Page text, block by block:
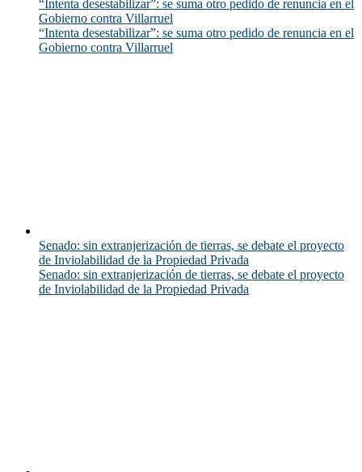
“Intenta desestabilizar”: se suma otro pedido de renuncia en el
Gobierno contra Villarruel
“Intenta desestabilizar”: se suma otro pedido de renuncia en el
Gobierno contra Villarruel
Senado: sin extranjerización de tierras, se debate el proyecto
de Inviolabilidad de la Propiedad Privada
Senado: sin extranjerización de tierras, se debate el proyecto
de Inviolabilidad de la Propiedad Privada